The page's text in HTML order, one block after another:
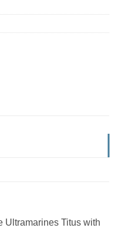
Ultramarines Titus with